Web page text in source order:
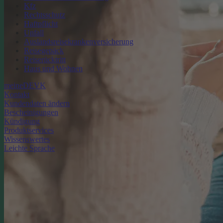
Kfz
Rechtsschutz
Haftpflicht
Unfall
Auslandsreisekrankenversicherung
Reisegepäck
Reiserücktritt
Haus und Wohnen
meineDEVK
Kontakt
Kundendaten ändern
Bescheinigungen
Kündigung
Produktservices
Wissenswertes
Leichte Sprache